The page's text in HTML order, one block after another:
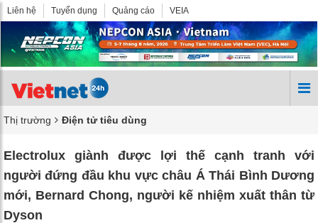
Liên hệ Tuyển dụng Quảng cáo VEIA
Thị trường Điện tử tiêu dùng
Electrolux giành được lợi thế cạnh tranh với
người đứng đầu khu vực châu Á Thái Bình Dương
mới, Bernard Chong, người kế nhiệm xuất thân từ
Dyson